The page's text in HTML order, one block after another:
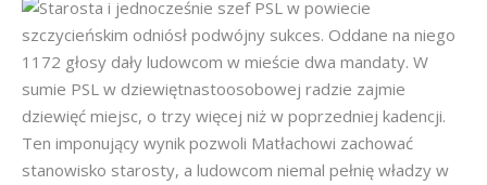
Starosta i jednocześnie szef PSL w powiecie
szczycieńskim odniósł podwójny sukces. Oddane na niego
1172 głosy dały ludowcom w mieście dwa mandaty. W
sumie PSL w dziewiętnastoosobowej radzie zajmie
dziewięć miejsc, o trzy więcej niż w poprzedniej kadencji.
Ten imponujący wynik pozwoli Matłachowi zachować
stanowisko starosty, a ludowcom niemal pełnię władzy w